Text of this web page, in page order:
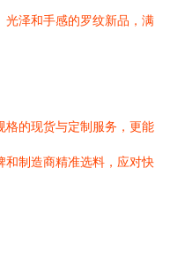
光泽和手感的罗纹新品，满
格的现货与定制服务，更能
和制造商精准选料，应对快